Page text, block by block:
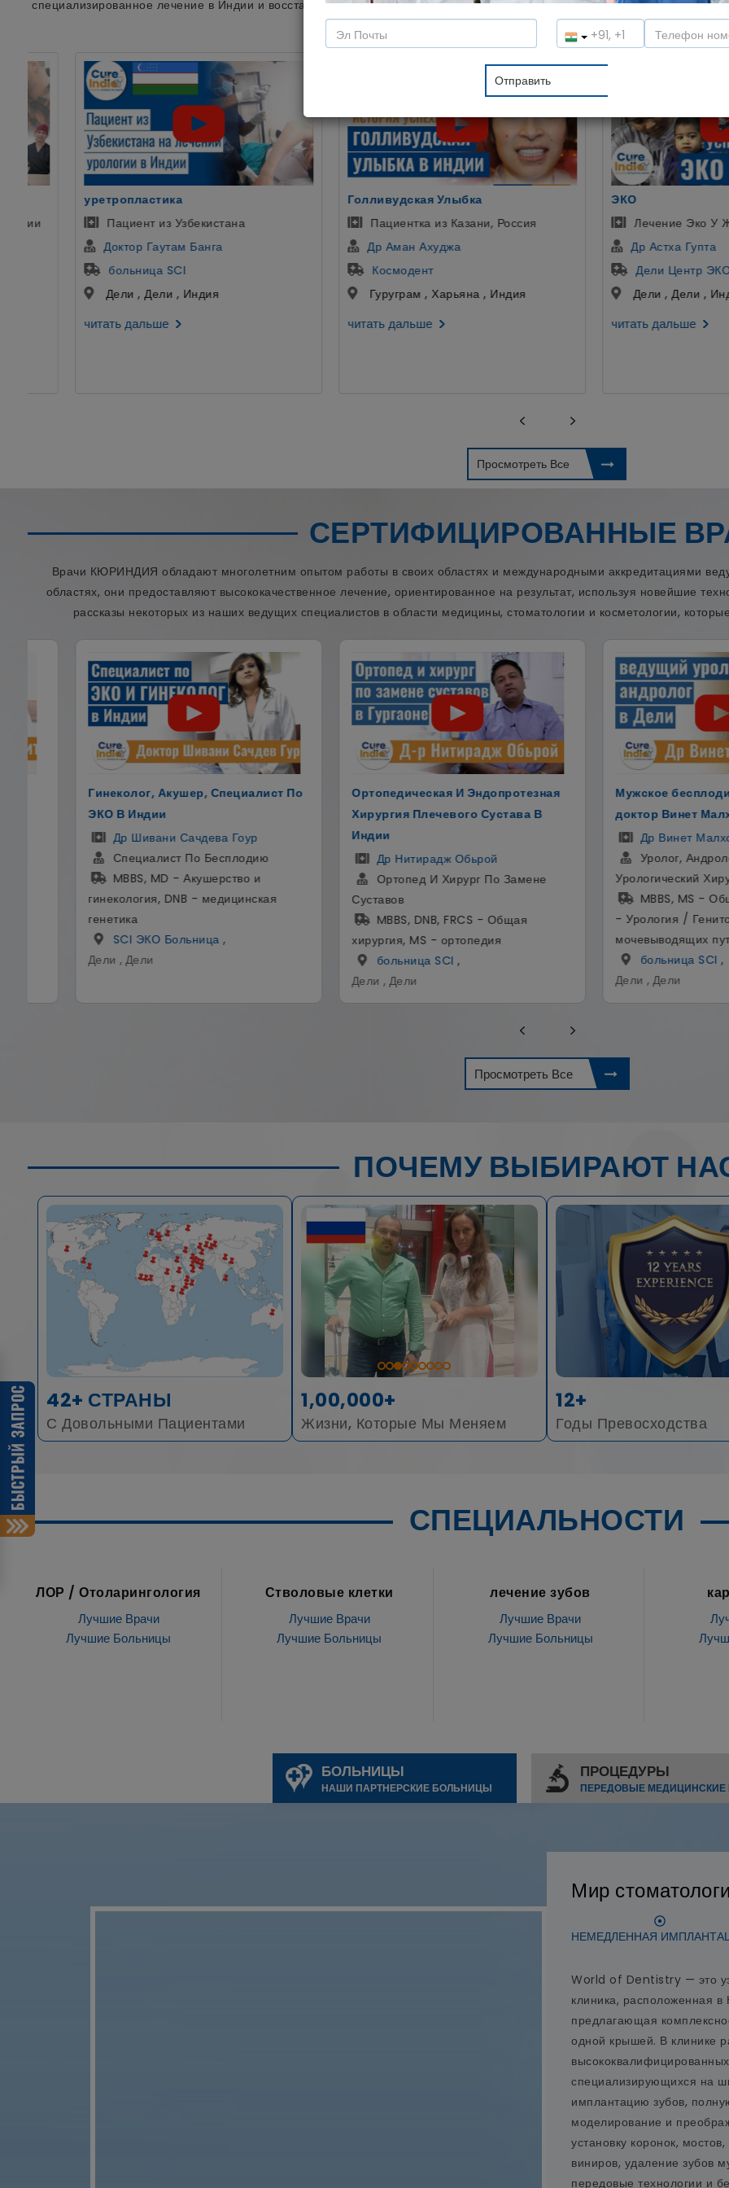
специализированное лечение в Индии и восстановить силы в спокойной атмосфере. Давайте услышим мнение наших
помочь:
Голливудская Улыбка
Пациентка из Казани, Россия
Др Аман Ахуджа
Космодент
Гуруграм , Харьяна , Индия
читать дальше
ЭКО
Лечение Эко У Женщин в Индии
Др Астха Гупта
Дели Центр ЭКО и фертильности
Дели , Дели , Индия
читать дальше
Др
читать
Просмотреть Все
СЕРТИФИЦИРОВАННЫЕ
Врачи КЮРИНДИЯ обладают многолетним опытом работы в своих областях и международными аккредитациями
областях, они предоставляют высококачественное лечение, ориентированное на результат, используя новейшие
рассказы некоторых из наших ведущих специалистов в области медицины, стоматологии и косметологии,
Специалист По
Ортопедическая И Эндопротезная
Хирургия Плечевого Сустава В
Индии
Др Нитирадж Обьрой
Ортопед И Хирург По Замене
Суставов
хирургия, MS - ортопедия
Мужское бесплодие объяснил
доктор Винет Малхотра
Уролог, Андролог И
Урологический Хирург
MBBS, MS - Общая хирургия, DNB
- Урология / Генито - Хирургия
мочевыводящих путей
больница SCI
Просмотреть Все
ПОЧЕМУ ВЫБИРАЮТ
42+ СТРАНЫ
С Довольными Пациентами
1,00,000+
Жизни, Которые Мы Меняем
12+
Годы Превосходства
СПЕЦИАЛЬНОСТИ
Стволовые клетки
Лучшие Врачи
Лучшие Больницы
лечение зубов
Лучшие Врачи
Лучшие Больницы
кардиология
Лучшие Врачи
Лучшие Больницы
БОЛЬНИЦЫ
НАШИ ПАРТНЕРСКИЕ БОЛЬНИЦЫ
ПРОЦЕДУРЫ
ПЕРЕДОВЫЕ МЕДИЦИНСКИЕ
Мир
НЕМЕДЛЕННАЯ
World of Dentistry — это
клиника, расположенная
предлагающая
одной крышей. В клинике
специализирующихся на
имплантацию зубов,
моделирование и
установку коронок,
виниров, удаление зубов
передовые технологии и